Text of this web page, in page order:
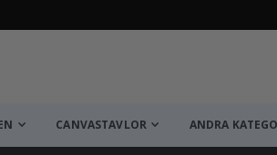
CANVASTAVLOR ANDRA